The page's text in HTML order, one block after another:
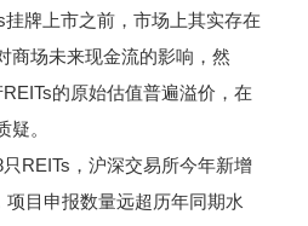
牌上市之前，市场上其实存在
商场未来现金流的影响，然
的原始估值普遍溢价，在
。
REITs，沪深交易所今年新增
项目申报数量远超历年同期水